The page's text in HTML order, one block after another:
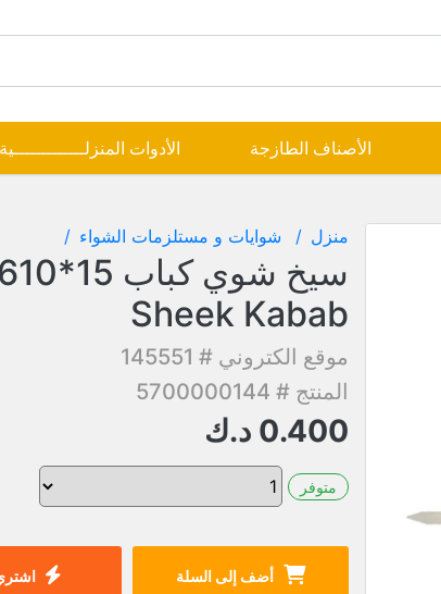
الأصناف الطازجة الأدوات المنزلـــــــــــــية
منزل شوايات و مستلزمات الشواء
Sheek Kabab
موقع الكتروني # 145551
المنتج # 5700000144
0.400 د.ك
متوفر
أضف إلى السلة